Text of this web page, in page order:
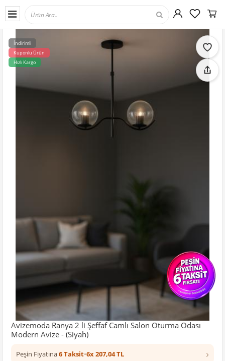
İndirimli
Kuponlu Ürün
Hızlı Kargo
Avizemoda Ranya 2 li Şeffaf Camlı Salon Oturma Odası
Modern Avize - (Siyah)
Peşin Fiyatına6 Taksit•6x 207,04 TL ›